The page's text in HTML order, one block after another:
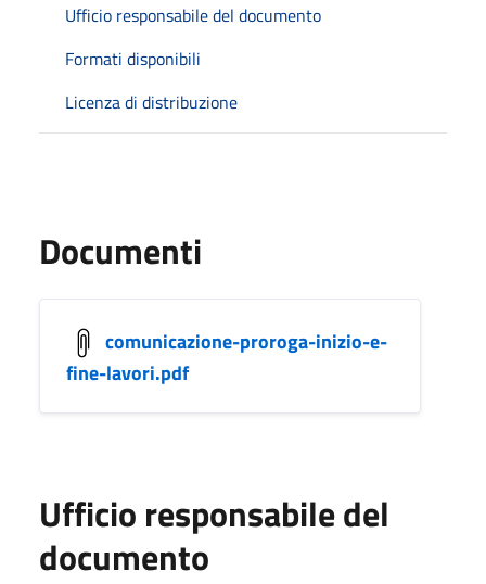
Ufficio responsabile del documento
Formati disponibili
Licenza di distribuzione
Documenti
comunicazione-proroga-inizio-e-
fine-lavori.pdf
Ufficio responsabile del
documento